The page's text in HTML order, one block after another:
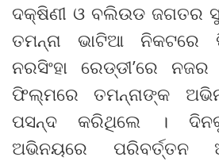
ଦକ୍ଷିଣୀ ଓ ବଲିଉଡ ଜଗତର
ତମନ୍ନା ଭାଟିଆ ନିକଟରେ
ନରସିଂହା ରେଡ୍ଡୀ’ରେ
ଫିଲ୍ମରେ ତମନ୍ନାଙ୍କ
ପସନ୍ଦ କରିଥିଲେ ।
ଅଭିନୟରେ ପରିବର୍ତ୍ତନ